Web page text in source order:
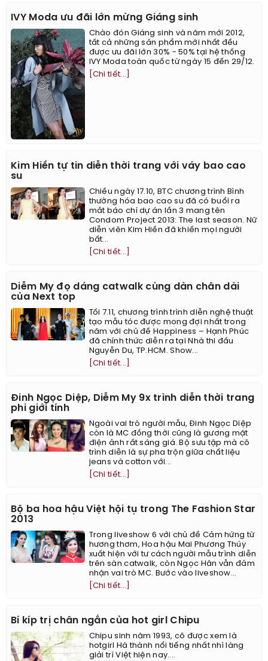
IVY Moda ưu đãi lớn mừng Giáng sinh
Chào đón Giáng sinh và năm mới 2012,
tất cả những sản phẩm mới nhất đều
được ưu đãi lớn 30% - 50% tại hệ thống
IVY Moda toàn quốc từ ngày 15 đến 29/12.
[Chi tiết...]
Kim Hiền tự tin diễn thời trang với váy bao cao
su
Chiều ngày 17.10, BTC chương trình Bình
thường hóa bao cao su đã có buổi ra
mắt báo chí dự án lần 3 mang tên
Condom Project 2013: The last season. Nữ
diễn viên Kim Hiền đã khiến mọi người
bất...
[Chi tiết...]
Diễm My đọ dáng catwalk cùng dàn chân dài
của Next top
Tối 7.11, chương trình trình diễn nghệ thuật
tạo mẫu tóc được mong đợi nhất trong
năm với chủ đề Happiness – Hạnh Phúc
đã chính thức diễn ra tại Nhà thi đấu
Nguyễn Du, TP.HCM. Show...
[Chi tiết...]
Đinh Ngọc Diệp, Diễm My 9x trình diễn thời trang
phi giới tính
Ngoài vai trò người mẫu, Đinh Ngọc Diệp
còn là MC đồng thời cũng là gương mặt
điện ảnh rất sáng giá. Bộ sưu tập mà cô
trình diễn là sự pha trộn giữa chất liệu
jeans và cotton với...
[Chi tiết...]
Bộ ba hoa hậu Việt hội tụ trong The Fashion Star
2013
Trong liveshow 6 với chủ đề Cảm hứng từ
hương thơm, Hoa hậu Mai Phương Thúy
xuất hiện với tư cách người mẫu trình diễn
trên sàn catwalk, còn Ngọc Hân vẫn đảm
nhận vai trò MC. Bước vào liveshow...
[Chi tiết...]
Bí kíp trị chân ngắn của hot girl Chipu
Chipu sinh năm 1993, cô được xem là
hotgirl Hà thành nổi tiếng nhất nhì làng
giải trí Việt hiện nay....